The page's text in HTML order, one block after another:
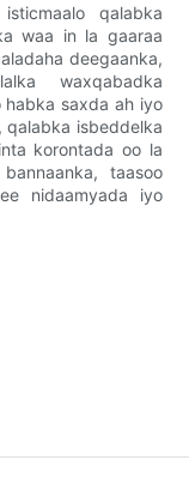
qalabka
waa in la gaaraa
deegaanka,
waxqabadka
habka saxda ah iyo
qalabka isbeddelka
korontada oo la
taasoo
nidaamyada iyo